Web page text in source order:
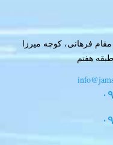
مقام فرهانی، کوچه میرزا